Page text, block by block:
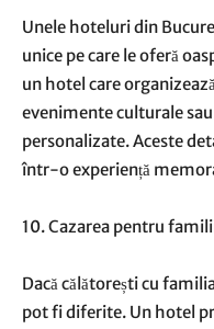
Unele hoteluri din
unice pe care le oferă
un hotel care
evenimente culturale
personalizate. Aceste
într-o experiență
10. Cazarea pentru
Dacă călătorești cu
pot fi diferite. Un hotel